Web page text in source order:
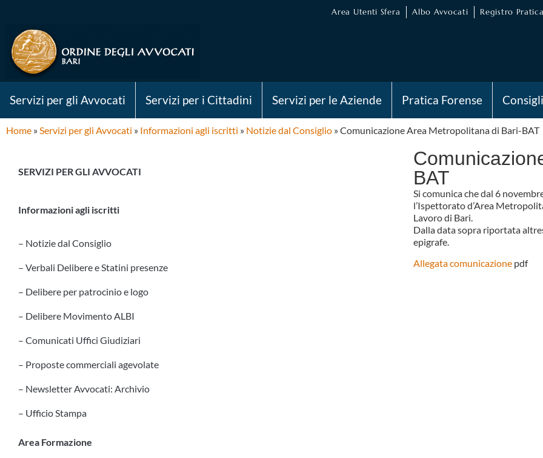
Area Utenti Sfera Albo Avvocati Registro
Servizi per gli Avvocati Servizi per i Cittadini Servizi per le Aziende Pratica Forense
Home »Servizi per gli Avvocati » Informazioni agli iscritti » Notizie dal Consiglio »Comunicazione Area Metropolitana di Bari-BAT
SERVIZI PER GLI AVVOCATI
Informazioni agli iscritti
– Notizie dal Consiglio
– Verbali Delibere e Statini presenze
– Delibere per patrocinio e logo
– Delibere Movimento ALBI
– Comunicati Uffici Giudiziari
– Proposte commerciali agevolate
– Newsletter Avvocati: Archivio
– Ufficio Stampa
Area Formazione
BAT
Si comunica che dal 6
l’Ispettorato d’Area
Lavoro di Bari.
Dalla data sopra riportata
epigrafe.
Allegata comunicazione pdf